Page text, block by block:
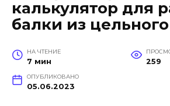
калькулятор для
балки из
НА ЧТЕНИЕ
7 мин 259
ОПУБЛИКОВАНО
05.06.2023